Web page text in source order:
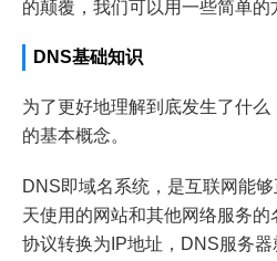
的颠覆，我们可以用一些简单的
DNS基础知识
为了更好地理解到底发生了什
的基本概念。
DNS即域名系统，是互联网能
天使用的网站和其他网络服务的
协议转换为IP地址，DNS服务